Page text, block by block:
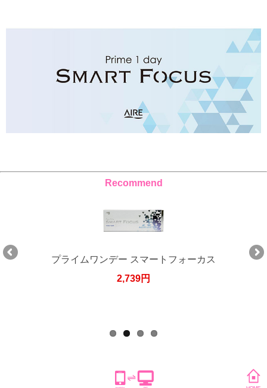
Recommend
プライムワンデー スマートフォーカス
2,739円